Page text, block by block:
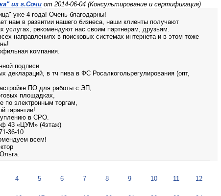
из г.Сочи от 2014-06-04 (Консультирование и сертификация)
уже 4 года! Очень благодарны!
нам в развитии нашего бизнеса, наши клиенты получают
рекомендуют нас своим партнерам, друзьям.
направлениях в поисковых системах интернета и в этом тоже
компания.
подписи
деклараций, в тч пива в ФС Росалкогольрегулирования (опт,
ПО для работы с ЭП,
площадках,
по электронным торгам,
гарантии!
в СРО.
43 «ЦУМ» (4этаж)
36-10.
всем!
4 5 6 7 8 9 10 11 12